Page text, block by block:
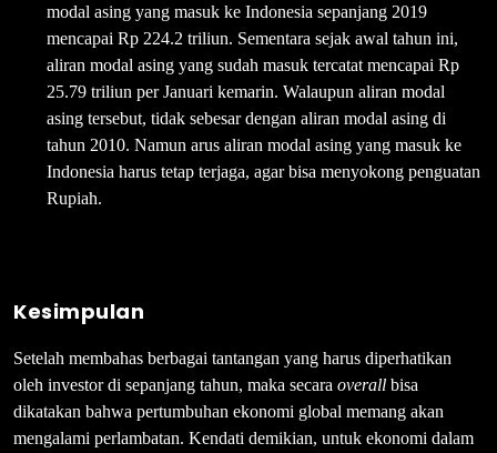
modal asing yang masuk ke Indonesia sepanjang 2019
mencapai Rp 224.2 triliun. Sementara sejak awal tahun ini,
aliran modal asing yang sudah masuk tercatat mencapai Rp
25.79 triliun per Januari kemarin. Walaupun aliran modal
asing tersebut, tidak sebesar dengan aliran modal asing di
tahun 2010. Namun arus aliran modal asing yang masuk ke
Indonesia harus tetap terjaga, agar bisa menyokong penguatan
Rupiah.
Kesimpulan
Setelah membahas berbagai tantangan yang harus diperhatikan
oleh investor di sepanjang tahun, maka secara overall bisa
dikatakan bahwa pertumbuhan ekonomi global memang akan
mengalami perlambatan. Kendati demikian, untuk ekonomi dalam